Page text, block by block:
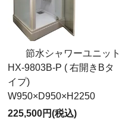
節水シャワーユニット
HX-9803B-P ( 右開きBタ
イプ)
W950×D950×H2250
225,500円(税込)